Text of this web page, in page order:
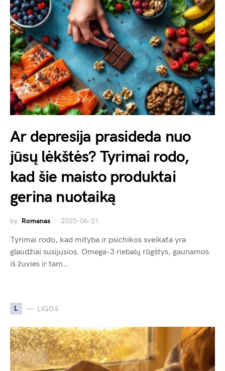
Ar depresija prasideda nuo
jūsų lėkštės? Tyrimai rodo,
kad šie maisto produktai
gerina nuotaiką
by Romanas 2025-06-21
Tyrimai rodo, kad mityba ir psichikos sveikata yra
glaudžiai susijusios. Omega-3 riebalų rūgštys, gaunamos
iš žuvies ir tam…
L LIGOS